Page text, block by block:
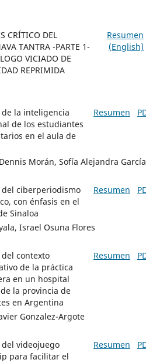
CRÍTICO DEL
TANTRA -PARTE 1-
VICIADO DE
REPRIMIDA
Resumen
(English)
la inteligencia
de los estudiantes
en el aula de
Resumen
Morán, Sofía Alejandra
del ciberperiodismo
con énfasis en el
Sinaloa
Resumen
Israel Osuna Flores
contexto
de la práctica
en un hospital
la provincia de
en Argentina
Resumen
Gonzalez-Argote
videojuego
para facilitar el
Resumen